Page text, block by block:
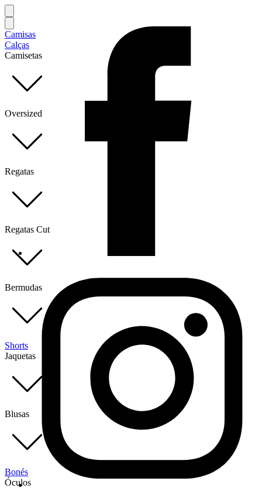
Camisas
Calças
Camisetas
Oversized
Regatas
Regatas Cut
Bermudas
Shorts
Jaquetas
Blusas
Bonés
Óculos